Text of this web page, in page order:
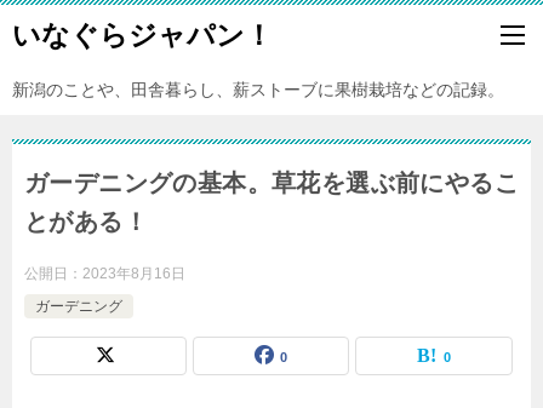
いなぐらジャパン！
新潟のことや、田舎暮らし、薪ストーブに果樹栽培などの記録。
ガーデニングの基本。草花を選ぶ前にやるこ
とがある！
公開日： 2023年8月16日
ガーデニング
0 0